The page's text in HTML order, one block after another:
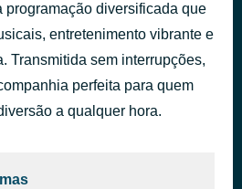
programação diversificada que
entretenimento vibrante e
Transmitida sem interrupções,
perfeita para quem
a qualquer hora.